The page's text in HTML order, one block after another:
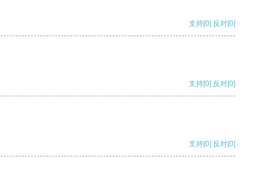
支持[0] 反对[0]
支持[0] 反对[0]
支持[0] 反对[0]